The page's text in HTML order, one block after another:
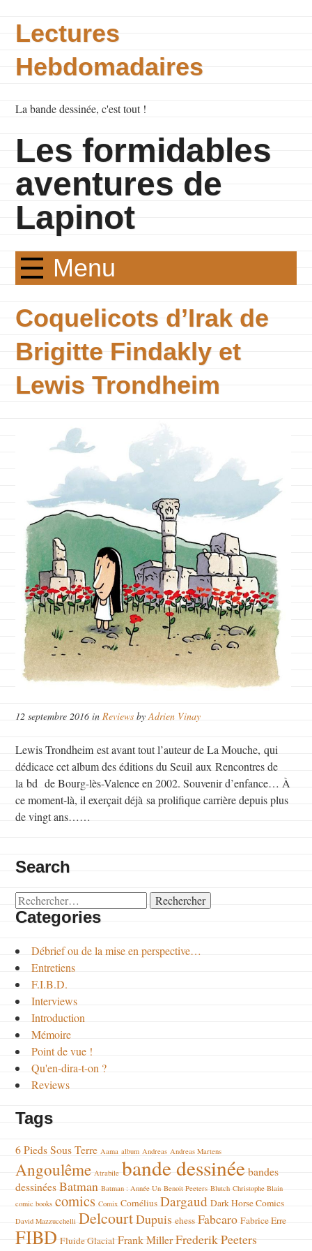
Lectures
Hebdomadaires
La bande dessinée, c'est tout !
Les formidables
aventures de
Lapinot
Menu
Coquelicots d’Irak de
Brigitte Findakly et
Lewis Trondheim
12 septembre 2016 inReviews byAdrien Vinay
Lewis Trondheim est avant tout l’auteur de La Mouche, qui
dédicace cet album des éditions du Seuil aux Rencontres de
la bd de Bourg-lès-Valence en 2002. Souvenir d’enfance… À
ce moment-là, il exerçait déjà sa prolifique carrière depuis plus
de vingt ans……
Search
Rechercher :
Categories
Débrief ou de la mise en perspective…
Entretiens
F.I.B.D.
Interviews
Introduction
Mémoire
Point de vue !
Qu'en-dira-t-on ?
Reviews
Tags
6 Pieds Sous Terre Aama album Andreas Andreas Martens
Angoulême Atrabile bande dessinéebandes
dessinéesBatman Batman : Année Un Benoit Peeters Blutch Christophe Blain
comic books comics Comix Cornélius Dargaud Dark Horse Comics
David Mazzucchelli DelcourtDupuis ehess Fabcaro Fabrice Erre
FIBD Fluide Glacial Frank MillerFrederik Peeters